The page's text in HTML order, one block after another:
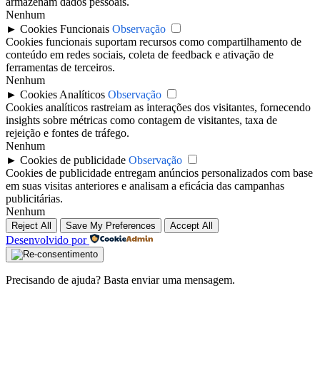
Nenhum
► Cookies Funcionais Observação
Cookies funcionais suportam recursos como compartilhamento de
conteúdo em redes sociais, coleta de feedback e ativação de
ferramentas de terceiros.
Nenhum
► Cookies Analíticos Observação
Cookies analíticos rastreiam as interações dos visitantes, fornecendo
insights sobre métricas como contagem de visitantes, taxa de
rejeição e fontes de tráfego.
Nenhum
► Cookies de publicidade Observação
Cookies de publicidade entregam anúncios personalizados com base
em suas visitas anteriores e analisam a eficácia das campanhas
publicitárias.
Nenhum
Reject All Save My Preferences Accept All
Desenvolvido por
Precisando de ajuda? Basta enviar uma mensagem.